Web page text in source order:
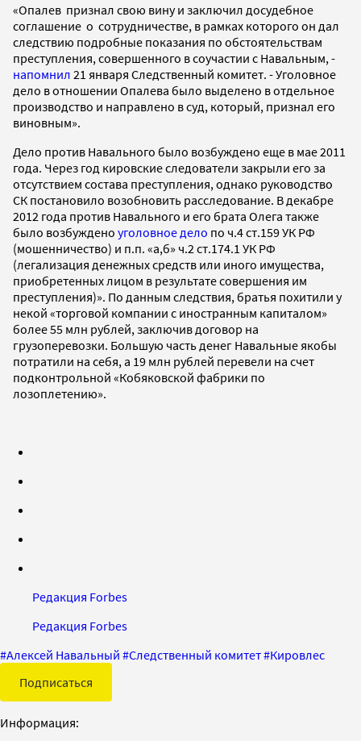
«Опалев признал свою вину и заключил досудебное
соглашение о сотрудничестве, в рамках которого он дал
следствию подробные показания по обстоятельствам
преступления, совершенного в соучастии с Навальным, -
напомнил 21 января Следственный комитет. - Уголовное
дело в отношении Опалева было выделено в отдельное
производство и направлено в суд, который, признал его
виновным».
Дело против Навального было возбуждено еще в мае 2011
года. Через год кировские следователи закрыли его за
отсутствием состава преступления, однако руководство
СК постановило возобновить расследование. В декабре
2012 года против Навального и его брата Олега также
было возбуждено уголовное дело по ч.4 ст.159 УК РФ
(мошенничество) и п.п. «а,б» ч.2 ст.174.1 УК РФ
(легализация денежных средств или иного имущества,
приобретенных лицом в результате совершения им
преступления)». По данным следствия, братья похитили у
некой «торговой компании с иностранным капиталом»
более 55 млн рублей, заключив договор на
грузоперевозки. Большую часть денег Навальные якобы
потратили на себя, а 19 млн рублей перевели на счет
подконтрольной «Кобяковской фабрики по
лозоплетению».
Редакция Forbes
Редакция Forbes
#Алексей Навальный #Следственный комитет#Кировлес
Подписаться
Информация: